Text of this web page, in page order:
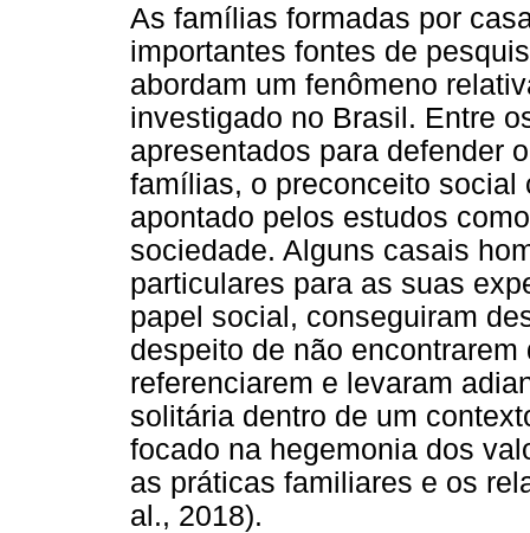
As famílias formadas por
importantes fontes de
abordam um fenômeno
investigado no Brasil. Entre
apresentados para defender
famílias, o preconceito social
apontado pelos estudos
sociedade. Alguns casais
particulares para as suas
papel social, conseguiram
despeito de não
referenciarem e levaram
solitária dentro de um
focado na hegemonia dos
as práticas familiares e os
al., 2018).